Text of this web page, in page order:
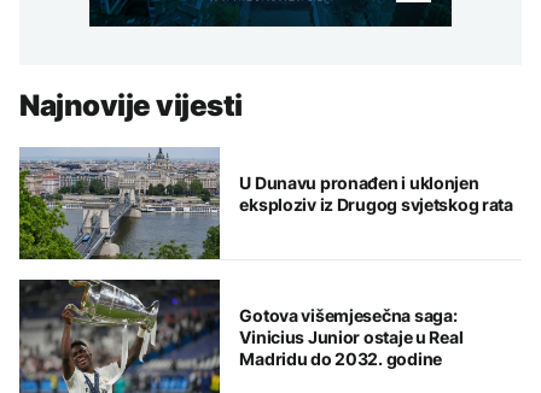
Najnovije vijesti
U Dunavu pronađen i uklonjen
eksploziv iz Drugog svjetskog rata
Gotova višemjesečna saga:
Vinicius Junior ostaje u Real
Madridu do 2032. godine